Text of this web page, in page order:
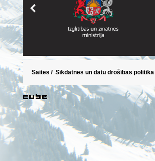
Saites / Sīkdatnes un datu drošības politika